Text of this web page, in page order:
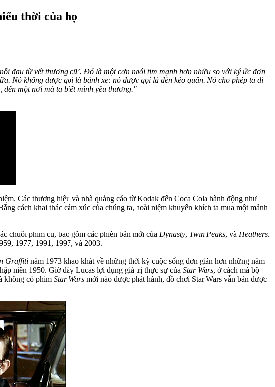
thời của họ
đau từ vết thương cũ’. Đó là một cơn nhói tim mạnh hơn nhiều so với ký ức đơn
Nó không được gọi là bánh xe: nó được gọi là đèn kéo quân. Nó cho phép ta di
một nơi mà ta biết mình yêu thương."
Các thương hiệu và nhà quảng cáo từ Kodak đến Coca Cola hành động như
cách khai thác cảm xúc của chúng ta, hoài niệm khuyến khích ta mua một mảnh
chuỗi phim cũ, bao gồm các phiên bản mới của Dynasty, Twin Peaks, và Heathers.
1977, 1991, 1997, và 2003.
Graffiti năm 1973 khao khát về những thời kỳ cuộc sống đơn giản hơn những năm
niên 1950. Giờ đây Lucas lợi dụng giá trị thực sự của Star Wars, ở cách mà bộ
không có phim Star Wars mới nào được phát hành, đồ chơi Star Wars vẫn bán được